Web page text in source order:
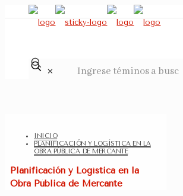
✕
Planificación y Logística en la
Obra Pública de Mercante
INICIO
PLANIFICACIÓN Y LOGÍSTICA EN LA
OBRA PÚBLICA DE MERCANTE